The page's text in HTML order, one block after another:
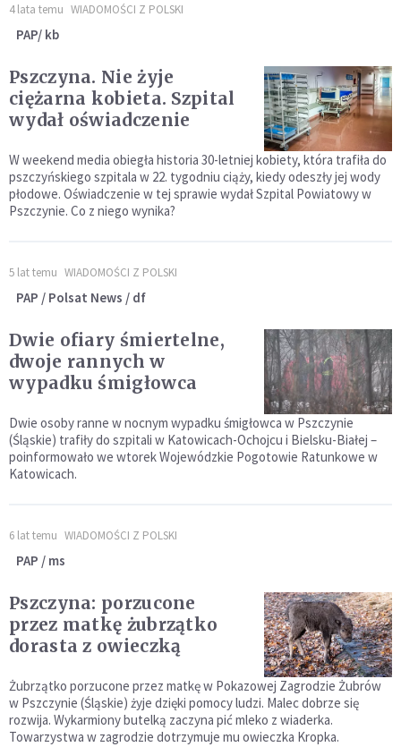
4 lata temu WIADOMOŚCI Z POLSKI
PAP/ kb
Pszczyna. Nie żyje
ciężarna kobieta. Szpital
wydał oświadczenie
W weekend media obiegła historia 30-letniej kobiety, która trafiła do
pszczyńskiego szpitala w 22. tygodniu ciąży, kiedy odeszły jej wody
płodowe. Oświadczenie w tej sprawie wydał Szpital Powiatowy w
Pszczynie. Co z niego wynika?
5 lat temu WIADOMOŚCI Z POLSKI
PAP / Polsat News / df
Dwie ofiary śmiertelne,
dwoje rannych w
wypadku śmigłowca
Dwie osoby ranne w nocnym wypadku śmigłowca w Pszczynie
(Śląskie) trafiły do szpitali w Katowicach-Ochojcu i Bielsku-Białej –
poinformowało we wtorek Wojewódzkie Pogotowie Ratunkowe w
Katowicach.
6 lat temu WIADOMOŚCI Z POLSKI
PAP / ms
Pszczyna: porzucone
przez matkę żubrzątko
dorasta z owieczką
Żubrzątko porzucone przez matkę w Pokazowej Zagrodzie Żubrów
w Pszczynie (Śląskie) żyje dzięki pomocy ludzi. Malec dobrze się
rozwija. Wykarmiony butelką zaczyna pić mleko z wiaderka.
Towarzystwa w zagrodzie dotrzymuje mu owieczka Kropka.